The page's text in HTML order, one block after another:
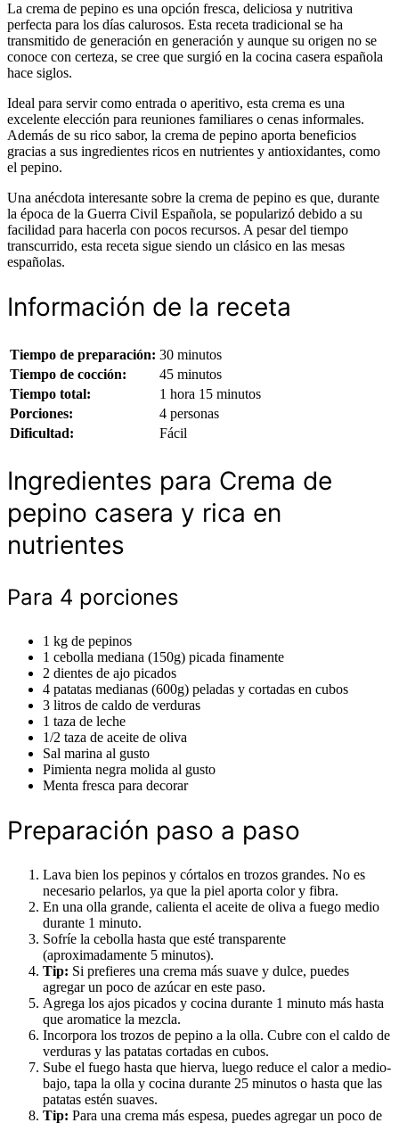
La crema de pepino es una opción fresca, deliciosa y nutritiva
perfecta para los días calurosos. Esta receta tradicional se ha
transmitido de generación en generación y aunque su origen no se
conoce con certeza, se cree que surgió en la cocina casera española
hace siglos.
Ideal para servir como entrada o aperitivo, esta crema es una
excelente elección para reuniones familiares o cenas informales.
Además de su rico sabor, la crema de pepino aporta beneficios
gracias a sus ingredientes ricos en nutrientes y antioxidantes, como
el pepino.
Una anécdota interesante sobre la crema de pepino es que, durante
la época de la Guerra Civil Española, se popularizó debido a su
facilidad para hacerla con pocos recursos. A pesar del tiempo
transcurrido, esta receta sigue siendo un clásico en las mesas
españolas.
Información de la receta
Tiempo de preparación: 30 minutos
Tiempo de cocción:
45 minutos
Tiempo total:
1 hora 15 minutos
Porciones:
4 personas
Dificultad:
Fácil
Ingredientes para Crema de
pepino casera y rica en
nutrientes
Para 4 porciones
1 kg de pepinos
1 cebolla mediana (150g) picada finamente
2 dientes de ajo picados
4 patatas medianas (600g) peladas y cortadas en cubos
3 litros de caldo de verduras
1 taza de leche
1/2 taza de aceite de oliva
Sal marina al gusto
Pimienta negra molida al gusto
Menta fresca para decorar
Preparación paso a paso
Lava bien los pepinos y córtalos en trozos grandes. No es
necesario pelarlos, ya que la piel aporta color y fibra.
En una olla grande, calienta el aceite de oliva a fuego medio
durante 1 minuto.
Sofríe la cebolla hasta que esté transparente
(aproximadamente 5 minutos).
Tip: Si prefieres una crema más suave y dulce, puedes
agregar un poco de azúcar en este paso.
Agrega los ajos picados y cocina durante 1 minuto más hasta
que aromatice la mezcla.
Incorpora los trozos de pepino a la olla. Cubre con el caldo de
verduras y las patatas cortadas en cubos.
Sube el fuego hasta que hierva, luego reduce el calor a medio-
bajo, tapa la olla y cocina durante 25 minutos o hasta que las
patatas estén suaves.
Tip: Para una crema más espesa, puedes agregar un poco de